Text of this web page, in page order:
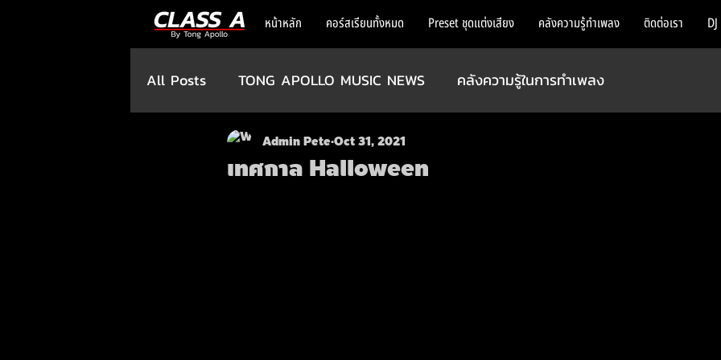
หน้าหลัก คอร์สเรียนทั้งหมด Preset ชุดแต่งเสียง คลังความรู้ทำเพลง ติดต่อเรา
All Posts TONG APOLLO MUSIC NEWS คลังความรู้ในการทำเพลง
เทศกาล Halloween
Admin Pete Oct 31, 2021